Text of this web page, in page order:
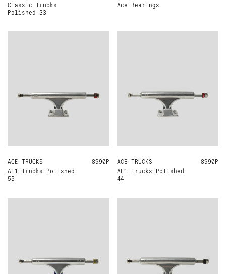
Classic Trucks
Polished 33
Ace Bearings
ACE TRUCKS
AF1 Trucks Polished
55
ONE SIZE 8990Р
ACE TRUCKS
AF1 Trucks Polished
44
ONE SIZE 8990Р